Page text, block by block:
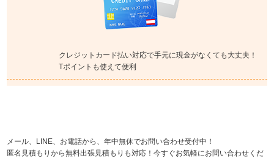
クレジットカード払い対応で手元に現金がなくても大丈夫！
Tポイントも使えて便利
メール、LINE、お電話から、年中無休でお問い合わせ受付中！
匿名見積もりから無料出張見積もりも対応！今すぐお気軽にお問い合わせくだ